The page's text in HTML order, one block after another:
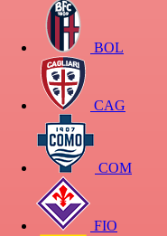
BOL
CAG
COM
FIO